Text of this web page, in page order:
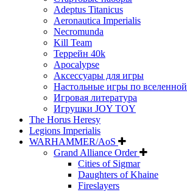
Adeptus Titanicus
Aeronautica Imperialis
Necromunda
Kill Team
Террейн 40k
Apocalypse
Аксессуары для игры
Настольные игры по вселенной
Игровая литература
Игрушки JOY TOY
The Horus Heresy
Legions Imperialis
WARHAMMER/AoS
Grand Alliance Order
Cities of Sigmar
Daughters of Khaine
Fireslayers